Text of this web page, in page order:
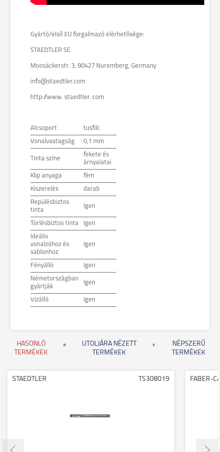
Gyártó/első EU forgalmazó elérhetősége:
STAEDTLER SE
Moosäckerstr. 3, 90427 Nuremberg, Germany
info@staedtler.com
http://www. staedtler. com
Alcsoport tusfilc
Vonalvastagság 0,1 mm
Tinta színe
fekete és
árnyalatai
Klip anyaga fém
Kiszerelés darab
Repülésbiztos
tinta
Igen
Törlésbiztos tinta Igen
Ideális
vonalzóhoz és
sablonhoz
Igen
Fényálló Igen
Németországban
gyártják
Igen
Vízálló Igen
HASONLÓ
TERMÉKEK
UTOLJÁRA NÉZETT
TERMÉKEK
NÉPSZERŰ
TERMÉKEK
STAEDTLER TS308019 FABER-